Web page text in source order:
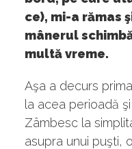
ce), mi-a rămas
mânerul
multă vreme.
Aşa a decurs
la acea perioadă
Zâmbesc la
asupra unui puşti,